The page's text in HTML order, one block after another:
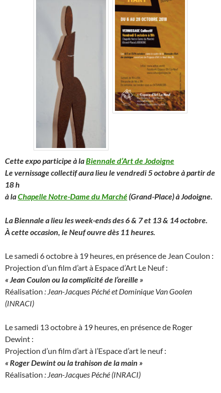
Cette expo participe à laBiennale d’Art de Jodoigne
Le vernissage collectif aura lieu le vendredi 5 octobre à partir de
18 h
à laChapelle Notre-Dame du Marché(Grand-Place) à Jodoigne.
La Biennale a lieu les week-ends des 6 & 7 et 13 & 14 octobre.
À cette occasion, le Neuf ouvre dès 11 heures.
Le samedi 6 octobre à 19 heures, en présence de Jean Coulon :
Projection d’un film d’art à Espace d’Art Le Neuf :
« Jean Coulon ou la complicité de l’oreille »
Réalisation : Jean-Jacques Péché et Dominique Van Goolen
(INRACI)
Le samedi 13 octobre à 19 heures, en présence de Roger
Dewint :
Projection d’un film d’art à l’Espace d’art le neuf :
« Roger Dewint ou la trahison de la main »
Réalisation : Jean-Jacques Péché (INRACI)